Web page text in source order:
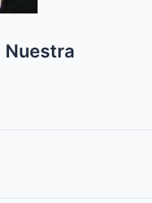
Nuestra